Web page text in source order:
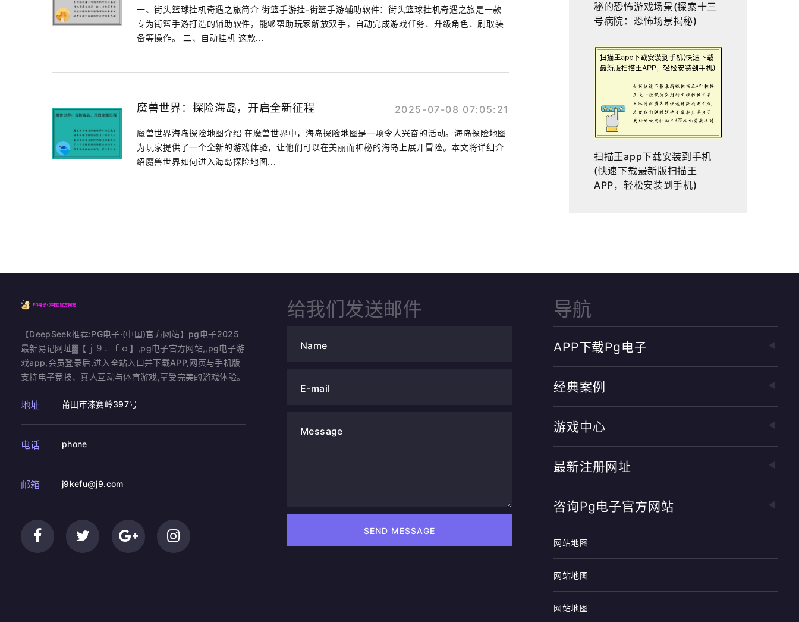
一、街头篮球挂机奇遇之旅简介 街篮手游挂-街篮手游辅助软件：街头篮球挂机奇遇之旅是一款
专为街篮手游打造的辅助软件，能够帮助玩家解放双手，自动完成游戏任务、升级角色、刷取装
备等操作。 二、自动挂机 这款...
魔兽世界：探险海岛，开启全新征程 2025-07-08 07:05:21
魔兽世界海岛探险地图介绍 在魔兽世界中，海岛探险地图是一项令人兴奋的活动。海岛探险地图
为玩家提供了一个全新的游戏体验，让他们可以在美丽而神秘的海岛上展开冒险。本文将详细介
绍魔兽世界如何进入海岛探险地图...
秘的恐怖游戏场景(探索十三
号病院：恐怖场景揭秘)
扫描王app下载安装到手机
(快速下载最新版扫描王
APP，轻松安装到手机)
【DeepSeek推荐:PG电子·(中国)官方网站】pg电子2025
最新易记网址▓【ｊ９．ｆｏ】,pg电子官方网站,,pg电子游
戏app,会员登录后,进入全站入口并下载APP,网页与手机版
支持电子竞技、真人互动与体育游戏,享受完美的游戏体验。
地址 莆田市漆赛岭397号
电话 phone
邮箱 j9kefu@j9.com
给我们发送邮件
Name
E-mail
Message
SEND MESSAGE
导航
APP下载pg电子
经典案例
游戏中心
最新注册网址
咨询pg电子官方网站
网站地图
网站地图
网站地图